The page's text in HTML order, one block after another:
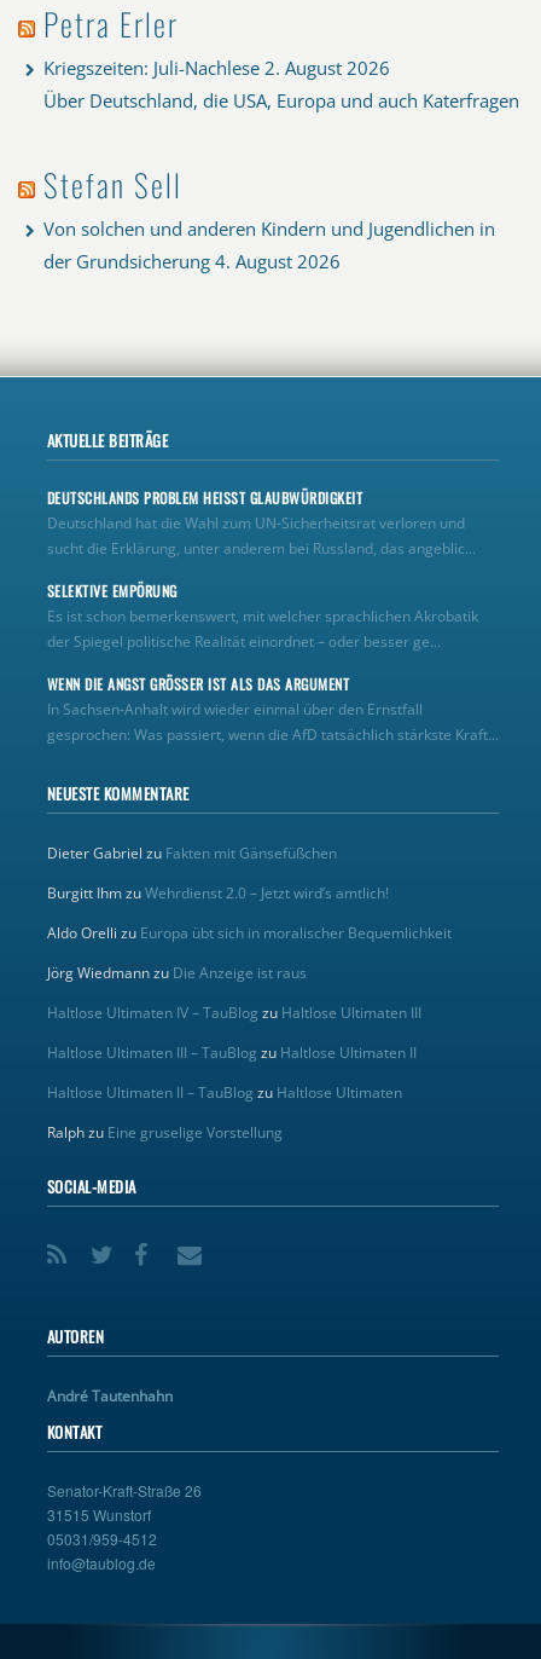
Petra Erler
Kriegszeiten: Juli-Nachlese 2. August 2026
Über Deutschland, die USA, Europa und auch Katerfragen
Stefan Sell
Von solchen und anderen Kindern und Jugendlichen in
der Grundsicherung 4. August 2026
AKTUELLE BEITRÄGE
DEUTSCHLANDS PROBLEM HEISST GLAUBWÜRDIGKEIT
Deutschland hat die Wahl zum UN‑Sicherheitsrat verloren und
sucht die Erklärung, unter anderem bei Russland, das angeblic...
SELEKTIVE EMPÖRUNG
Es ist schon bemerkenswert, mit welcher sprachlichen Akrobatik
der Spiegel politische Realität einordnet – oder besser ge...
WENN DIE ANGST GRÖSSER IST ALS DAS ARGUMENT
In Sachsen-Anhalt wird wieder einmal über den Ernstfall
gesprochen: Was passiert, wenn die AfD tatsächlich stärkste Kraft...
NEUESTE KOMMENTARE
Dieter Gabriel zu Fakten mit Gänsefüßchen
Burgitt IhmzuWehrdienst 2.0 – Jetzt wird’s amtlich!
Aldo Orelli zu Europa übt sich in moralischer Bequemlichkeit
Jörg Wiedmannzu Die Anzeige ist raus
Haltlose Ultimaten IV – TauBlog zu Haltlose Ultimaten III
Haltlose Ultimaten III – TauBlog zu Haltlose Ultimaten II
Haltlose Ultimaten II – TauBlog zu Haltlose Ultimaten
Ralphzu Eine gruselige Vorstellung
SOCIAL-MEDIA
AUTOREN
André Tautenhahn
KONTAKT
Senator-Kraft-Straße 26
31515 Wunstorf
05031/959-4512
info@taublog.de